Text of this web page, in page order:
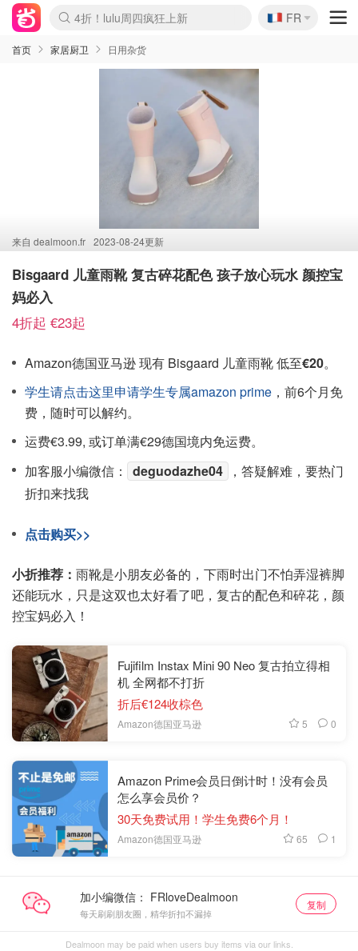
Boticinal 夏促开抢！
4折！lulu周四疯狂上新
还没结束！&OtherStories大促
Joybuy变相75折 随时失效
速领！Stanley独家85折
疑似霸哥！Camper额外叠85折
Zalando 奥莱闪促！每日更新
Moncler反季囤！5折起+叠9折
Coach Brooklyn仅€192
🇫🇷
FR
首页 家居厨卫 日用杂货
来自 dealmoon.fr 2023-08-24更新
Bisgaard 儿童雨靴 复古碎花配色 孩子放心玩水 颜控宝
妈必入
4折起 €23起
Amazon德国亚马逊 现有 Bisgaard 儿童雨靴 低至€20。
学生请点击这里申请学生专属amazon prime ，前6个月免
费，随时可以解约。
运费€3.99, 或订单满€29德国境内免运费。
加客服小编微信：
deguodazhe04
，答疑解难，要热门
折扣来找我
点击购买>>
小折推荐： 雨靴是小朋友必备的，下雨时出门不怕弄湿裤脚
还能玩水，只是这双也太好看了吧，复古的配色和碎花，颜
控宝妈必入！
Fujifilm Instax Mini 90 Neo 复古拍立得相
机 全网都不打折
折后€124收棕色
Amazon德国亚马逊 5 0
Amazon Prime会员日倒计时！没有会员
怎么享会员价？
30天免费试用！学生免费6个月！
Amazon德国亚马逊 65 1
加小编微信：
每天刷刷朋友圈，精华折扣不漏掉
复制
Dealmoon may be paid when users buy items via our links.